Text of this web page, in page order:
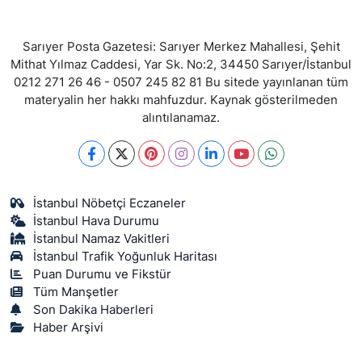
Sarıyer Posta Gazetesi: Sarıyer Merkez Mahallesi, Şehit
Mithat Yılmaz Caddesi, Yar Sk. No:2, 34450 Sarıyer/İstanbul
0212 271 26 46 - 0507 245 82 81 Bu sitede yayınlanan tüm
materyalin her hakkı mahfuzdur. Kaynak gösterilmeden
alıntılanamaz.
İstanbul Nöbetçi Eczaneler
İstanbul Hava Durumu
İstanbul Namaz Vakitleri
İstanbul Trafik Yoğunluk Haritası
Puan Durumu ve Fikstür
Tüm Manşetler
Son Dakika Haberleri
Haber Arşivi